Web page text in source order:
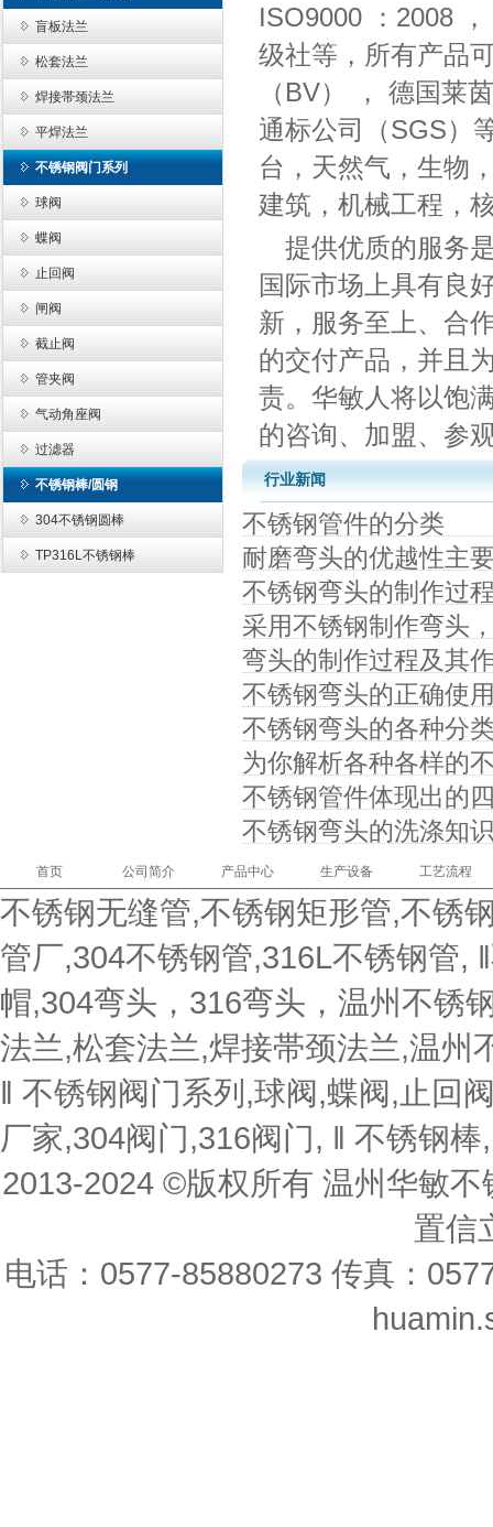
盲板法兰
松套法兰
焊接帯颈法兰
平焊法兰
不锈钢阀门系列
球阀
蝶阀
止回阀
闸阀
截止阀
管夹阀
气动角座阀
过滤器
不锈钢棒/圆钢
304不锈钢圆棒
TP316L不锈钢棒
ISO9000 ：2008
级社等，所有产品
（BV） ， 德国莱
通标公司（SGS）
台，天然气，生物
建筑，机械工程，
提供优质的服务
国际市场上具有良
新，服务至上、合
的交付产品，并且
责。华敏人将以饱
的咨询、加盟、参
行业新闻
不锈钢管件的分类
耐磨弯头的优越性主
不锈钢弯头的制作过
采用不锈钢制作弯头
弯头的制作过程及其
不锈钢弯头的正确使
不锈钢弯头的各种分
为你解析各种各样的
不锈钢管件体现出的
不锈钢弯头的洗涤知
首页 公司简介 产品中心 生产设备 工艺流程
不锈钢无缝管,不锈钢矩形管,不锈
管厂,304不锈钢管,316L不锈钢管,
帽,304弯头，316弯头，温州不锈
法兰,松套法兰,焊接帯颈法兰,温州
‖ 不锈钢阀门系列,球阀,蝶阀,止回
厂家,304阀门,316阀门, ‖ 不锈钢
2013-2024 ©版权所有 温州华敏
置信
电话：0577-85880273 传真：